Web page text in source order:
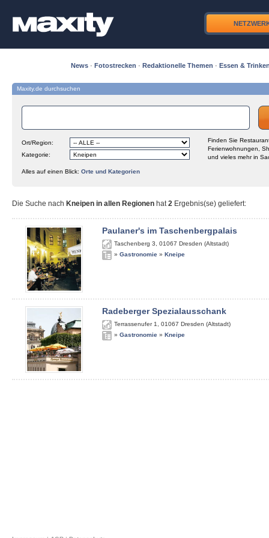
News · Fotostrecken · Redaktionelle Themen · Essen &
Maxity.de durchsuchen
Ort/Region:
Kategorie:
Finden Sie
Ferienwohnungen,
und vieles mehr in
Alles auf einen Blick: Orte und Kategorien
Die Suche nach Kneipen in allen Regionen hat2 Ergebnis(se) geliefert:
Paulaner's im Taschenbergpalais
Taschenberg 3 01067 Dresden (Altstadt)
» Gastronomie » Kneipe
Radeberger Spezialausschank
Terrassenufer 1 01067 Dresden (Altstadt)
» Gastronomie » Kneipe